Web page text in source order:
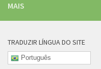
MAIS
TRADUZIR LÍNGUA DO SITE
Português